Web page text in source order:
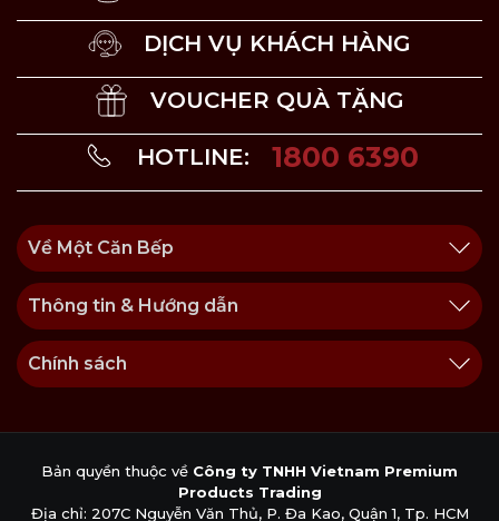
DỊCH VỤ KHÁCH HÀNG
VOUCHER QUÀ TẶNG
HOTLINE: 1800 6390
Về Một Căn Bếp
Thông tin & Hướng dẫn
Chính sách
Bản quyền thuộc về Công ty TNHH Vietnam Premium
Products Trading
Địa chỉ: 207C Nguyễn Văn Thủ, P. Đa Kao, Quận 1, Tp. HCM